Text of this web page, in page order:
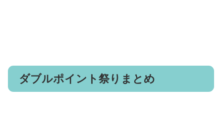
ダブルポイント祭りまとめ